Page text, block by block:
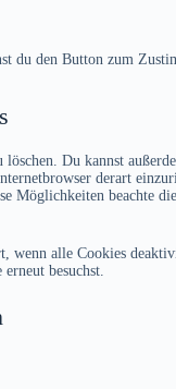
du den Button zum
Du kannst
derart
Möglichkeiten beachte
wenn alle Cookies
besuchst.